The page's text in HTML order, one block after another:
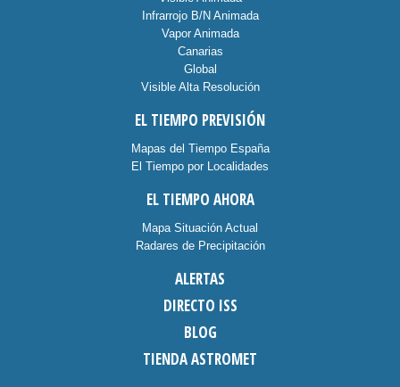
Infrarrojo B/N Animada
Vapor Animada
Canarias
Global
Visible Alta Resolución
EL TIEMPO PREVISIÓN
Mapas del Tiempo España
El Tiempo por Localidades
EL TIEMPO AHORA
Mapa Situación Actual
Radares de Precipitación
ALERTAS
DIRECTO ISS
BLOG
TIENDA ASTROMET